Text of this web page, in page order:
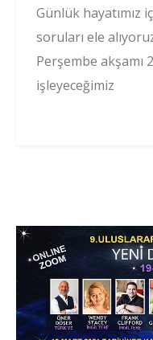
Günlük hayatımız
soruları ele
Perşembe akşamı
işleyeceğimiz